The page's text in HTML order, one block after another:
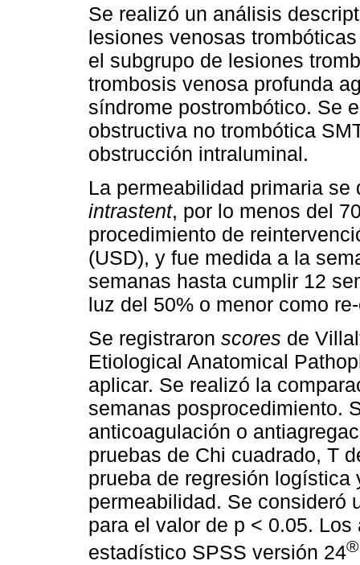
Se realizó un análisis
lesiones venosas
el subgrupo de lesiones
trombosis venosa profunda
síndrome postrombótico. Se
obstructiva no trombótica
obstrucción intraluminal.
La permeabilidad primaria
intrastent, por lo menos del
procedimiento de
(USD), y fue medida a la
semanas hasta cumplir 12
luz del 50% o menor como
Se registraron scores de
Etiological Anatomical
aplicar. Se realizó la
semanas posprocedimiento.
anticoagulación o
pruebas de Chi cuadrado, T
prueba de regresión
permeabilidad. Se consideró
para el valor de p < 0.05.
estadístico SPSS versión 24®